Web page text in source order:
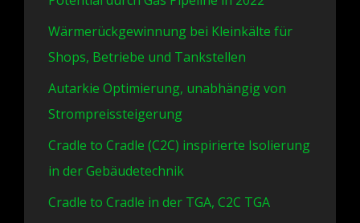
Wärmerückgewinnung bei Kleinkälte für
Shops, Betriebe und Tankstellen
Autarkie Optimierung, unabhängig von
Strompreissteigerung
Cradle to Cradle (C2C) inspirierte Isolierung
in der Gebäudetechnik
Cradle to Cradle in der TGA, C2C TGA